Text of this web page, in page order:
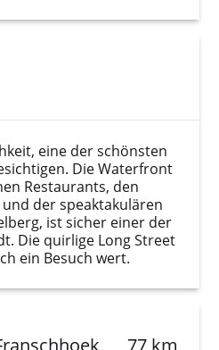
eine der schönsten
Die Waterfront
Restaurants, den
der speaktakulären
ist sicher einer der
Die quirlige Long Street
ein Besuch wert.
77 km